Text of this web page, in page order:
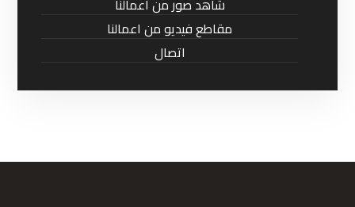
شاهد صور من اعمالنا
مقاطع فيديو من اعمالنا
اتصال